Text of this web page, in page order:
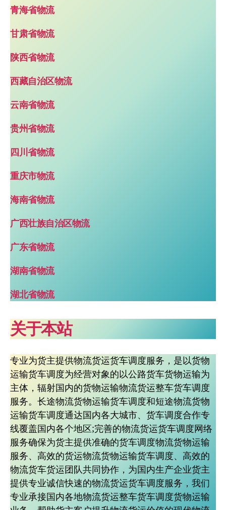
青海省物流
甘肃省物流
陕西省物流
西藏自治区物流
云南省物流
贵州省物流
四川省物流
重庆市物流
海南省物流
广西壮族自治区物流
广东省物流
湖南省物流
湖北省物流
关于本站
专业为货主提供物流货运货车调度服务，是以货物
运输货车调度为经营对象的以公路货车货物运输为
主体，辐射国内的货物运输物流货运整车货车调度
服务。长途物流货物运输货车调度和短途物流货物
运输货车调度通达国内各大城市、货车调度合作专
线覆盖国内各个地区;完善的物流货运货车调度网络
服务确保为货主提供准确的货车调度物流货物运输
服务、高效的货运物流货物运输货车调度、高效的
物流货车货运团队共同协作，为国内生产企业货主
提供专业诚信快速的物流货运货车调度服务，我们
专业承接国内各地物流货运整车货车调度货物运输